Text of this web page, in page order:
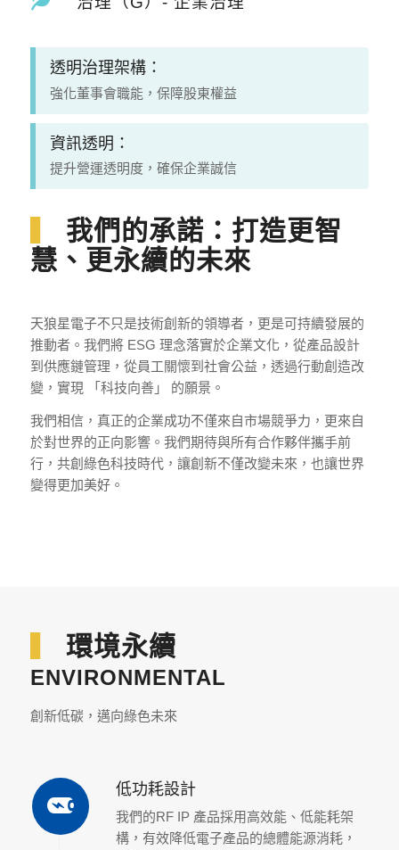
透明治理架構：
強化董事會職能，保障股東權益
資訊透明：
提升營運透明度，確保企業誠信
我們的承諾：打造更智
慧、更永續的未來
天狼星電子不只是技術創新的領導者，更是可持續發展的
推動者。我們將 ESG 理念落實於企業文化，從產品設計
到供應鏈管理，從員工關懷到社會公益，透過行動創造改
變，實現 「科技向善」 的願景。
我們相信，真正的企業成功不僅來自市場競爭力，更來自
於對世界的正向影響。我們期待與所有合作夥伴攜手前
行，共創綠色科技時代，讓創新不僅改變未來，也讓世界
變得更加美好。
環境永續
ENVIRONMENTAL
創新低碳，邁向綠色未來
低功耗設計
我們的RF IP 產品採用高效能、低能耗架
構，有效降低電子產品的總體能源消耗，